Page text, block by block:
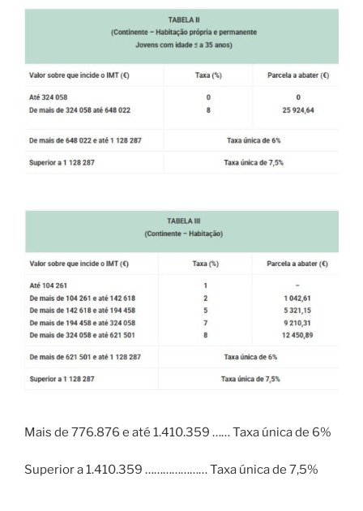
Mais de 776.876 e até 1.410.359 …… Taxa única de 6%
Superior a 1.410.359 ………………… Taxa única de 7,5%